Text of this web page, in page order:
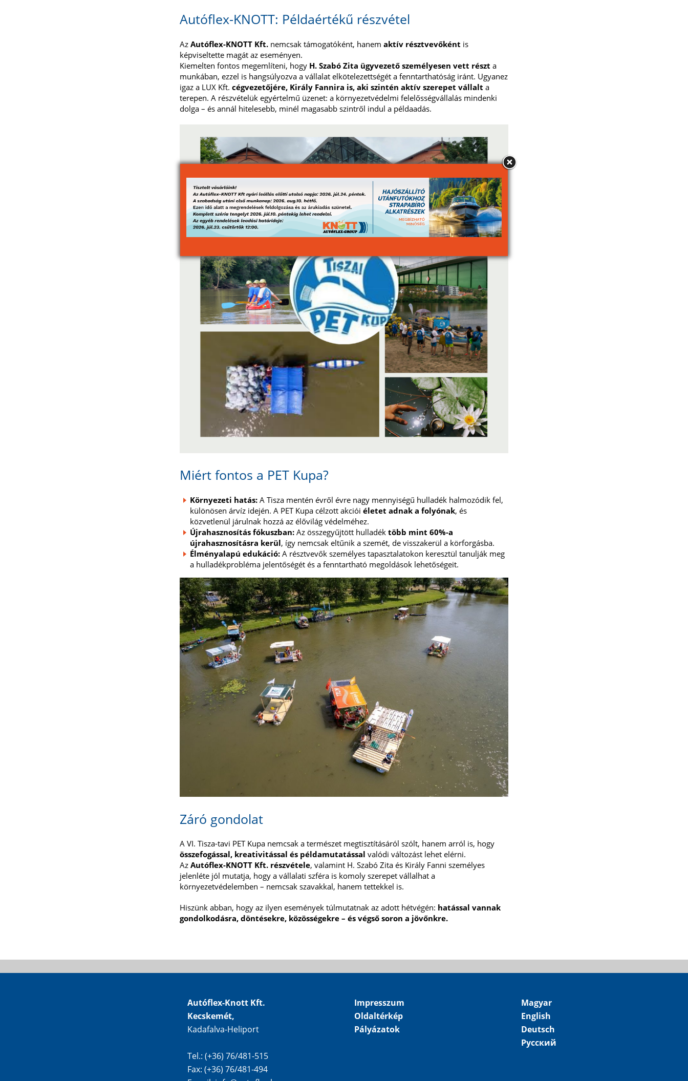
Autóflex-KNOTT: Példaértékű részvétel
Az Autóflex-KNOTT Kft. nemcsak támogatóként, hanem aktív résztvevőként is
képviseltette magát az eseményen.
Kiemelten fontos megemlíteni, hogy H. Szabó Zita ügyvezető személyesen vett részt a
munkában, ezzel is hangsúlyozva a vállalat elkötelezettségét a fenntarthatóság iránt. Ugyanez
igaz a LUX Kft. cégvezetőjére, Király Fannira is, aki szintén aktív szerepet vállalt a
terepen. A részvételük egyértelmű üzenet: a környezetvédelmi felelősségvállalás mindenki
dolga – és annál hitelesebb, minél magasabb szintről indul a példaadás.
Miért fontos a PET Kupa?
Környezeti hatás: A Tisza mentén évről évre nagy mennyiségű hulladék halmozódik fel,
különösen árvíz idején. A PET Kupa célzott akciói életet adnak a folyónak, és
közvetlenül járulnak hozzá az élővilág védelméhez.
Újrahasznosítás fókuszban: Az összegyűjtött hulladék több mint 60%-a
újrahasznosításra kerül, így nemcsak eltűnik a szemét, de visszakerül a körforgásba.
Élményalapú edukáció: A résztvevők személyes tapasztalatokon keresztül tanulják meg
a hulladékprobléma jelentőségét és a fenntartható megoldások lehetőségeit.
Záró gondolat
A VI. Tisza-tavi PET Kupa nemcsak a természet megtisztításáról szólt, hanem arról is, hogy
összefogással, kreativitással és példamutatással valódi változást lehet elérni.
Az Autóflex-KNOTT Kft. részvétele, valamint H. Szabó Zita és Király Fanni személyes
jelenléte jól mutatja, hogy a vállalati szféra is komoly szerepet vállalhat a
környezetvédelemben – nemcsak szavakkal, hanem tettekkel is.
Hiszünk abban, hogy az ilyen események túlmutatnak az adott hétvégén: hatással vannak
gondolkodásra, döntésekre, közösségekre – és végső soron a jövőnkre.
Autóflex-Knott Kft.
Kecskemét,
Kadafalva-Heliport
Tel.: (+36) 76/481-515
Fax: (+36) 76/481-494
Impresszum
Oldaltérkép
Pályázatok
Magyar
English
Deutsch
Русский